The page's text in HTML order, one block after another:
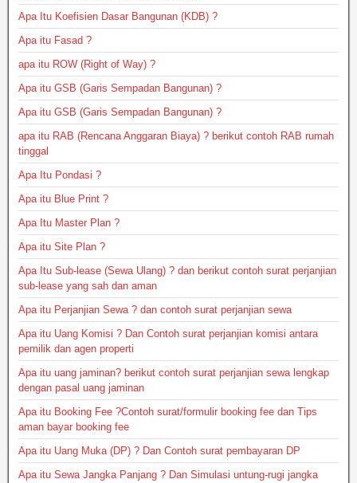
Apa Itu Koefisien Dasar Bangunan (KDB) ?
Apa itu Fasad ?
apa itu ROW (Right of Way) ?
Apa itu GSB (Garis Sempadan Bangunan) ?
Apa itu GSB (Garis Sempadan Bangunan) ?
apa itu RAB (Rencana Anggaran Biaya) ? berikut contoh RAB rumah
tinggal
Apa Itu Pondasi ?
Apa itu Blue Print ?
Apa Itu Master Plan ?
Apa itu Site Plan ?
Apa Itu Sub-lease (Sewa Ulang) ? dan berikut contoh surat perjanjian
sub-lease yang sah dan aman
Apa itu Perjanjian Sewa ? dan contoh surat perjanjian sewa
Apa itu Uang Komisi ? Dan Contoh surat perjanjian komisi antara
pemilik dan agen properti
Apa itu uang jaminan? berikut contoh surat perjanjian sewa lengkap
dengan pasal uang jaminan
Apa itu Booking Fee ?Contoh surat/formulir booking fee dan Tips
aman bayar booking fee
Apa itu Uang Muka (DP) ? Dan Contoh surat pembayaran DP
Apa itu Sewa Jangka Panjang ? Dan Simulasi untung-rugi jangka